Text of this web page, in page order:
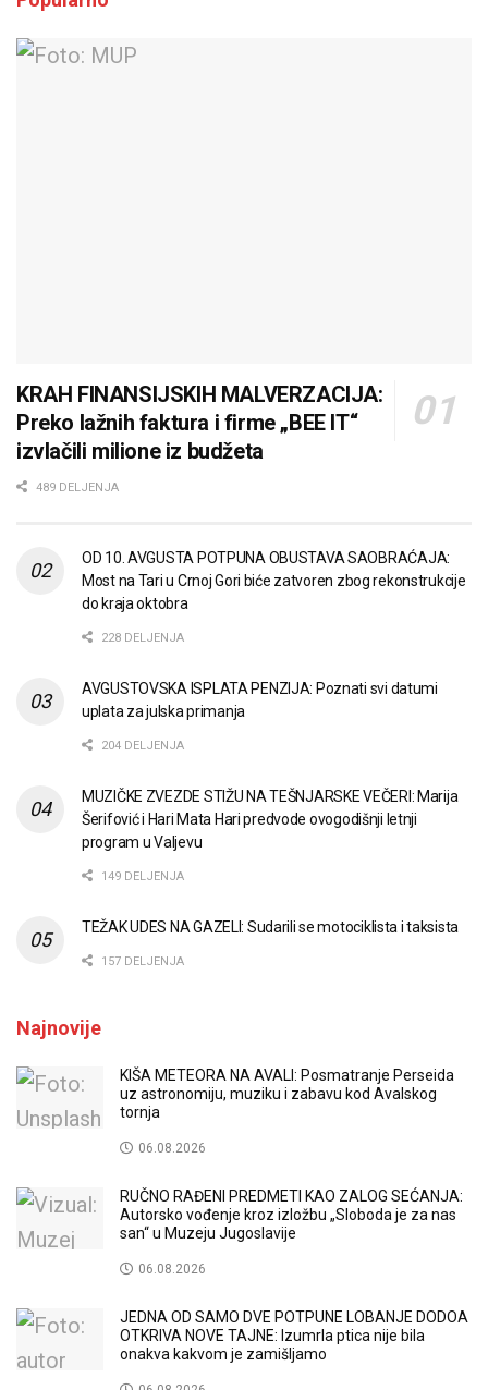
KRAH FINANSIJSKIH MALVERZACIJA:
Preko lažnih faktura i firme „BEE IT“
izvlačili milione iz budžeta
489 DELJENJA
OD 10. AVGUSTA POTPUNA OBUSTAVA SAOBRAĆAJA:
Most na Tari u Crnoj Gori biće zatvoren zbog rekonstrukcije
do kraja oktobra
228 DELJENJA
AVGUSTOVSKA ISPLATA PENZIJA: Poznati svi datumi
uplata za julska primanja
204 DELJENJA
MUZIČKE ZVEZDE STIŽU NA TEŠNJARSKE VEČERI: Marija
Šerifović i Hari Mata Hari predvode ovogodišnji letnji
program u Valjevu
149 DELJENJA
TEŽAK UDES NA GAZELI: Sudarili se motociklista i taksista
157 DELJENJA
Najnovije
KIŠA METEORA NA AVALI: Posmatranje Perseida
uz astronomiju, muziku i zabavu kod Avalskog
tornja
06.08.2026
RUČNO RAĐENI PREDMETI KAO ZALOG SEĆANJA:
Autorsko vođenje kroz izložbu „Sloboda je za nas
san“ u Muzeju Jugoslavije
06.08.2026
JEDNA OD SAMO DVE POTPUNE LOBANJE DODOA
OTKRIVA NOVE TAJNE: Izumrla ptica nije bila
onakva kakvom je zamišljamo